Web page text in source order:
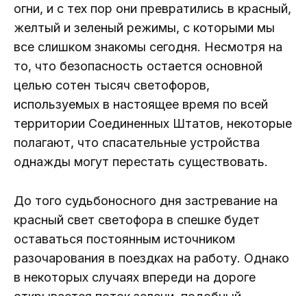
огни, и с тех пор они превратились в красный,
желтый и зеленый режимы, с которыми мы
все слишком знакомы сегодня. Несмотря на
то, что безопасность остается основной
целью сотен тысяч светофоров,
используемых в настоящее время по всей
территории Соединенных Штатов, некоторые
полагают, что спасательные устройства
однажды могут перестать существовать.
До того судьбоносного дня застревание на
красный свет светофора в спешке будет
оставаться постоянным источником
разочарования в поездках на работу. Однако
в некоторых случаях впереди на дороге